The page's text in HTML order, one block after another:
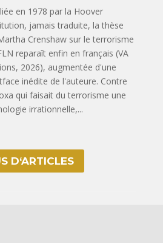
en 1978 par la Hoover
jamais traduite, la thèse
Crenshaw sur le terrorisme
reparaît enfin en français (VA
2026), augmentée d'une
inédite de l'auteure. Contre
qui faisait du terrorisme une
irrationnelle,...
D‘ARTICLES